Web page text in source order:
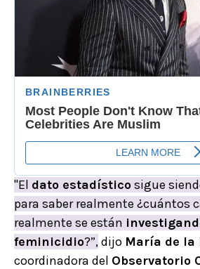
"El dato estadísticosigue
para saber realmente ¿cuántos
realmente se están
feminicidio?”,dijo María de la
coordinadora del Observatorio